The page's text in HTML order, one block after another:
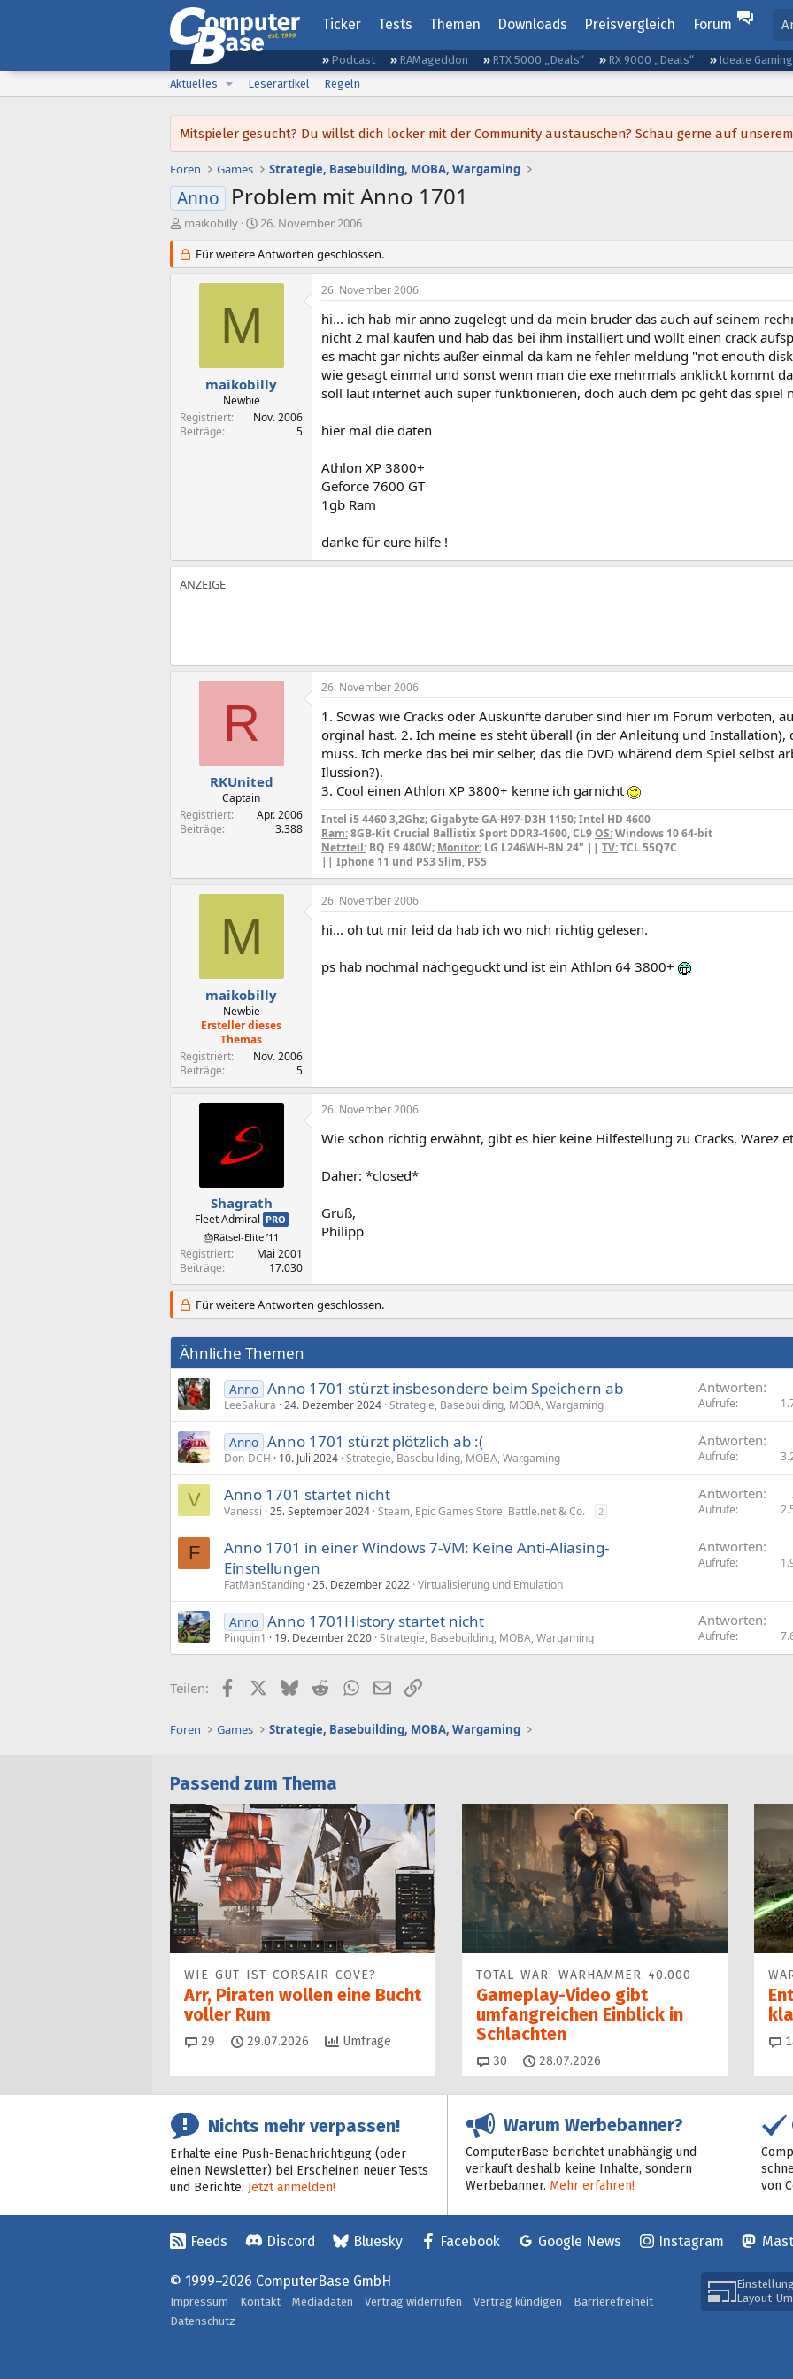
Ticker Tests Themen Downloads Preisvergleich Forum
Podcast RAMageddon RTX 5000 „Deals“ RX 9000 „Deals“ Ideale
Aktuelles
Leserartikel Regeln
Mitspieler gesucht? Du willst dich locker mit der Community austauschen? Schau gerne auf unserem
Foren Games Strategie, Basebuilding, MOBA, Wargaming
Anno Problem mit Anno 1701
E
s
t
maikobilly
E
s
t
e
m
26. November 2006
Für weitere Antworten geschlossen.
M
maikobilly
Newbie
Registriert
Nov. 2006
Beiträge
5
26. November 2006
hi... ich hab mir anno zugelegt und da mein bruder das auch auf seinem
nicht 2 mal kaufen und hab das bei ihm installiert und wollt einen crack
es macht gar nichts außer einmal da kam ne fehler meldung "not enouth
wie gesagt einmal und sonst wenn man die exe mehrmals anklickt kommt
soll laut internet auch super funktionieren, doch auch dem pc geht das spiel
hier mal die daten
Athlon XP 3800+
Geforce 7600 GT
1gb Ram
danke für eure hilfe !
R
RKUnited
Captain
Registriert
Apr. 2006
Beiträge
3.388
26. November 2006
1. Sowas wie Cracks oder Auskünfte darüber sind hier im Forum verboten,
orginal hast. 2. Ich meine es steht überall (in der Anleitung und Installation),
muss. Ich merke das bei mir selber, das die DVD whärend dem Spiel selbst
Ilussion?).
3. Cool einen Athlon XP 3800+ kenne ich garnicht
Intel i5 4460 3,2Ghz; Gigabyte GA-H97-D3H 1150; Intel HD 4600
Ram:8GB-Kit Crucial Ballistix Sport DDR3-1600, CL9OS:Windows 10 64-bit
Netzteil: BQ E9 480W; Monitor: LG L246WH-BN 24" || TV:TCL 55Q7C
|| Iphone 11 und PS3 Slim, PS5
M
maikobilly
Newbie
Ersteller dieses
Themas
Registriert
Nov. 2006
Beiträge
5
26. November 2006
hi... oh tut mir leid da hab ich wo nich richtig gelesen.
ps hab nochmal nachgeguckt und ist ein Athlon 64 3800+
Shagrath
Fleet Admiral PRO
🎂Rätsel-Elite ’11
Registriert
Mai 2001
Beiträge
17.030
26. November 2006
Wie schon richtig erwähnt, gibt es hier keine Hilfestellung zu Cracks, Warez
Daher: *closed*
Gruß,
Philipp
Für weitere Antworten geschlossen.
Ähnliche Themen
Anno Anno 1701 stürzt insbesondere beim Speichern ab
LeeSakura 24. Dezember 2024 Strategie, Basebuilding, MOBA, Wargaming
Antworten
Aufrufe
Anno Anno 1701 stürzt plötzlich ab :(
Don-DCH 10. Juli 2024 Strategie, Basebuilding, MOBA, Wargaming
Antworten
Aufrufe
V Anno 1701 startet nicht
Vanessi 25. September 2024 Steam, Epic Games Store, Battle.net & Co. 2
Antworten
Aufrufe
F
Anno 1701 in einer Windows 7-VM: Keine Anti-Aliasing-
Einstellungen
FatManStanding 25. Dezember 2022 Virtualisierung und Emulation
Antworten
Aufrufe
Anno Anno 1701History startet nicht
Pinguin1 19. Dezember 2020 Strategie, Basebuilding, MOBA, Wargaming
Antworten
Aufrufe
Teilen: FacebookX (Twitter)
BlueskyRedditWhatsApp
E-MailLink
Foren Games Strategie, Basebuilding, MOBA, Wargaming
Passend zum Thema
WIE GUT IST CORSAIR COVE?
Arr, Piraten wollen eine Bucht
voller Rum
29 Kommentare
29.07.2026 Umfrage
TOTAL WAR: WARHAMMER 40.000
Gameplay-Video gibt
umfangreichen Einblick in
Schlachten
30 Kommentare
28.07.2026
Nichts mehr verpassen!
Erhalte eine Push-Benachrichtigung (oder
einen Newsletter) bei Erscheinen neuer Tests
und Berichte: Jetzt anmelden!
Warum Werbebanner?
ComputerBase berichtet unabhängig und
verkauft deshalb keine Inhalte, sondern
Werbebanner. Mehr erfahren!
von
Feeds Discord Bluesky Facebook Google News Instagram
Layout-
© 1999–2026 ComputerBase GmbH
Impressum Kontakt Mediadaten Vertrag widerrufen Vertrag kündigen
Barrierefreiheit
Datenschutz